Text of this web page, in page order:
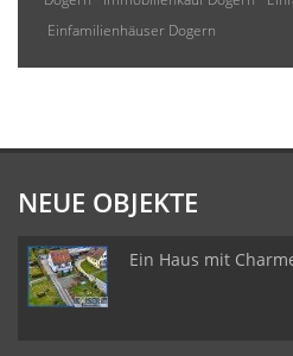
Einfamilienhäuser Dogern
NEUE OBJEKTE
Ein Haus mit